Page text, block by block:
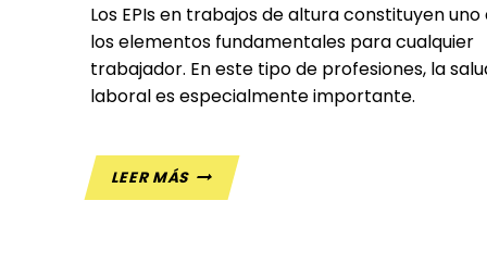
Los EPIs en trabajos de altura constituyen uno
los elementos fundamentales para cualquier
trabajador. En este tipo de profesiones, la
laboral es especialmente importante.
LEER MÁSLOS
EPI